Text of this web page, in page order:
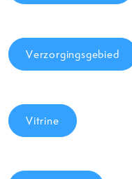
Verzorgingsgebied
Vitrine